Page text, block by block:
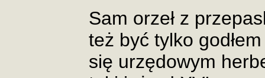
Sam orzeł z
też być tylko
się urzędowym